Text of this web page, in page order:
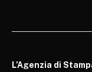
L’Agenzia di